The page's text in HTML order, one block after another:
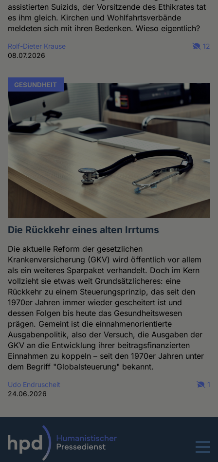
assistierten Suizids, der Vorsitzende des Ethikrates tat
es ihm gleich. Kirchen und Wohlfahrtsverbände
meldeten sich mit ihren Bedenken. Wieso eigentlich?
Rolf-Dieter Krause
08.07.2026
12
GESUNDHEIT
Die Rückkehr eines alten Irrtums
Die aktuelle Reform der gesetzlichen
Krankenversicherung (GKV) wird öffentlich vor allem
als ein weiteres Sparpaket verhandelt. Doch im Kern
vollzieht sie etwas weit Grundsätzlicheres: eine
Rückkehr zu einem Steuerungsprinzip, das seit den
1970er Jahren immer wieder gescheitert ist und
dessen Folgen bis heute das Gesundheitswesen
prägen. Gemeint ist die einnahmenorientierte
Ausgabenpolitik, also der Versuch, die Ausgaben der
GKV an die Entwicklung ihrer beitragsfinanzierten
Einnahmen zu koppeln – seit den 1970er Jahren unter
dem Begriff "Globalsteuerung" bekannt.
Udo Endruscheit
24.06.2026
1
Menu